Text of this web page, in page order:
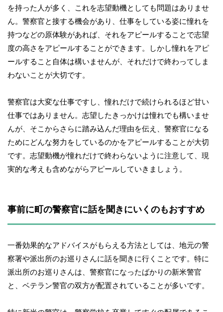
を持った人が多く、これを志望動機としても問題はありませ
ん。警察官と接する機会があり、仕事をしている姿に憧れを
持つなどの原体験があれば、それをアピールすることで志望
度の高さをアピールすることができます。しかし憧れをアピ
ールすること自体は構いませんが、それだけで終わってしま
わないことが大切です。
警察官は大変な仕事ですし、憧れだけで続けられるほど甘い
仕事ではありません。志望したきっかけは憧れでも構いませ
んが、そこからさらに踏み込んだ理由を伝え、警察官になる
ためにどんな努力をしているのかをアピールすることが大切
です。志望動機が憧れだけで終わらないように注意して、現
実的な考えも含めながらアピールしていきましょう。
事前に町の警察官に話を聞きにいくのもおすすめ
一番効果的なアドバイスがもらえる方法としては、地元の警
察署や派出所のお巡りさんに話を聞きに行くことです。特に
派出所のお巡りさんは、警察官になったばかりの新米警官
と、ベテラン警官の双方が配置されていることが多いです。